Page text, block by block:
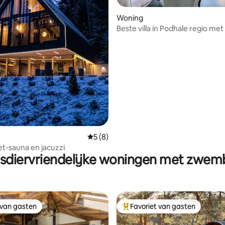
van 5 uit 5, 113 recensies
Gemiddelde beoordeling van 5 uit 5, 8
5 (8)
sauna en jacuzzi
Woning
Beste villa in Podhale regio
woningen met
gasten
gasten Topfavoriet van gasten
Favoriet van gasten